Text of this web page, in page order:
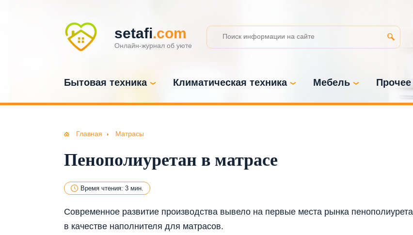
setafi.com
Онлайн-журнал об уюте
Бытовая техника Климатическая техника Мебель Прочее
Главная Матрасы
Пенополиуретан в матрасе
Время чтения: 3 мин.
Современное развитие производства вывело на первые места рынка
в качестве наполнителя для матрасов.